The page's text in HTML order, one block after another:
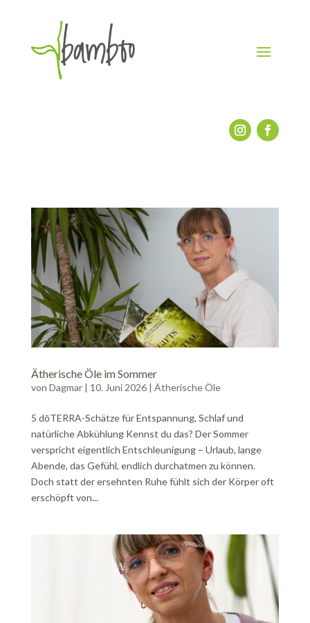
Ätherische Öle im Sommer
von Dagmar| 10. Juni 2026| Ätherische Öle
5 dōTERRA-Schätze für Entspannung, Schlaf und
natürliche Abkühlung Kennst du das? Der Sommer
verspricht eigentlich Entschleunigung – Urlaub, lange
Abende, das Gefühl, endlich durchatmen zu können.
Doch statt der ersehnten Ruhe fühlt sich der Körper oft
erschöpft von...